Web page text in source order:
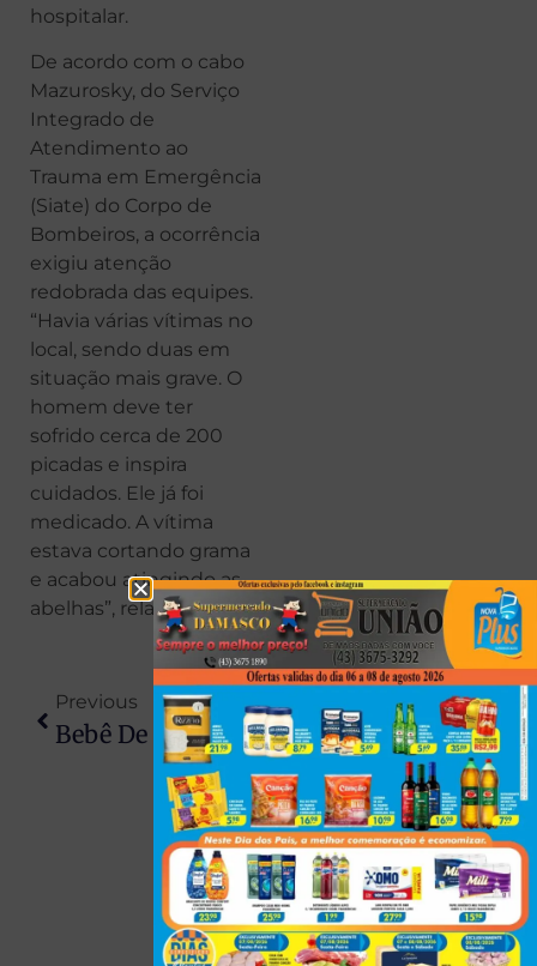
hospitalar.
De acordo com o cabo
Mazurosky, do Serviço
Integrado de
Atendimento ao
Trauma em Emergência
(Siate) do Corpo de
Bombeiros, a ocorrência
exigiu atenção
redobrada das equipes.
“Havia várias vítimas no
local, sendo duas em
situação mais grave. O
homem deve ter
sofrido cerca de 200
picadas e inspira
cuidados. Ele já foi
medicado. A vítima
estava cortando grama
e acabou atingindo as
abelhas”, relatou.
Previous
Bebê De 8 Meses Morre Asfixiada Após Mãe Tentar Protegê-La De Tiroteio No Paraná
Next
Homem É Encontrado Em Estado Grave Com Vassoura No Ânus